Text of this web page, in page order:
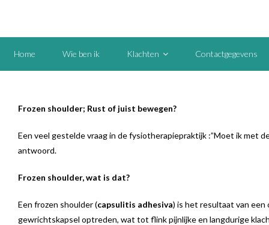
Home Wie ben ik Klachten Contactgegevens
Frozen shoulder; Rust of juist bewegen?
Een veel gestelde vraag in de fysiotherapiepraktijk :”Moet ik met
antwoord.
Frozen shoulder, wat is dat?
Een frozen shoulder (capsulitis adhesiva) is het resultaat van
gewrichtskapsel optreden, wat tot flink pijnlijke en langdurige